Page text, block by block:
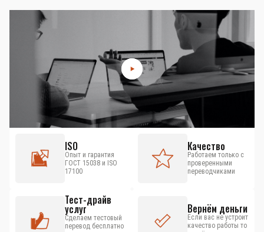
ISO
Опыт и гарантия
ГОСТ 15038 и ISO
17100
Качество
Работаем только с
проверенными
переводчиками
Тест-драйв
услуг
Сделаем тестовый
перевод бесплатно
Вернём деньги
Если вас не устроит
качество работы то